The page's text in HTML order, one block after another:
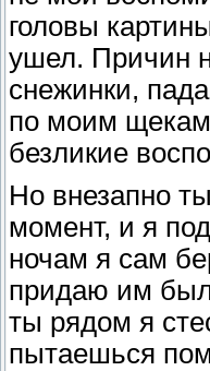
головы
ушел. Причин
снежинки,
по моим щекам
безликие
Но внезапно
момент, и я
ночам я сам
придаю им
ты рядом я
пытаешься